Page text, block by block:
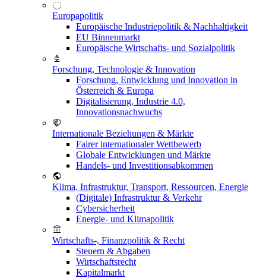
Europapolitik
Europäische Industriepolitik & Nachhaltigkeit
EU Binnenmarkt
Europäische Wirtschafts- und Sozialpolitik
Forschung, Technologie & Innovation
Forschung, Entwicklung und Innovation in
Österreich & Europa
Digitalisierung, Industrie 4.0,
Innovationsnachwuchs
Internationale Beziehungen & Märkte
Fairer internationaler Wettbewerb
Globale Entwicklungen und Märkte
Handels- und Investitionsabkommen
Klima, Infrastruktur, Transport, Ressourcen, Energie
(Digitale) Infrastruktur & Verkehr
Cybersicherheit
Energie- und Klimapolitik
Wirtschafts-, Finanzpolitik & Recht
Steuern & Abgaben
Wirtschaftsrecht
Kapitalmarkt